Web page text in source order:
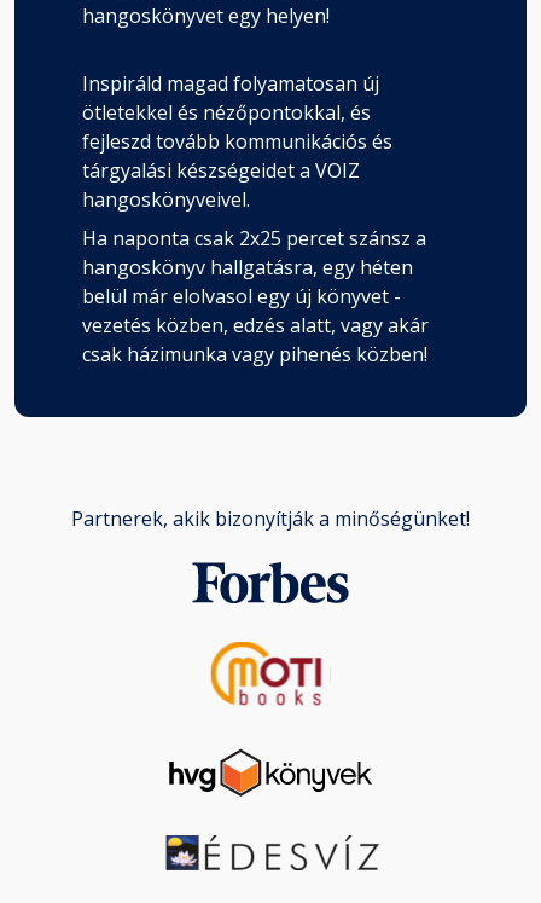
hangoskönyvet egy helyen!
Inspiráld magad folyamatosan új
ötletekkel és nézőpontokkal, és
fejleszd tovább kommunikációs és
tárgyalási készségeidet a VOIZ
hangoskönyveivel.
Ha naponta csak 2x25 percet szánsz a
hangoskönyv hallgatásra, egy héten
belül már elolvasol egy új könyvet -
vezetés közben, edzés alatt, vagy akár
csak házimunka vagy pihenés közben!
Partnerek, akik bizonyítják a minőségünket!